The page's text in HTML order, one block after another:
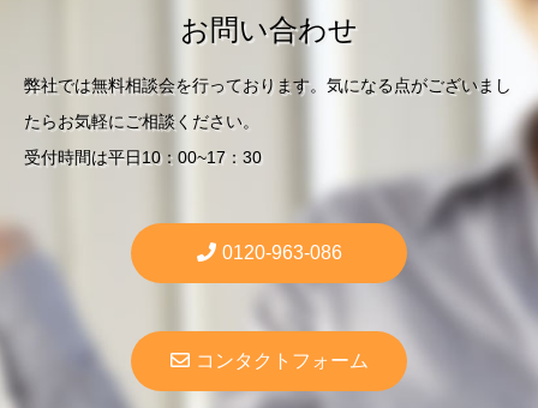
お問い合わせ
弊社では無料相談会を行っております。気になる点がございまし
たらお気軽にご相談ください。
受付時間は平日10：00~17：30
0120-963-086
コンタクトフォーム